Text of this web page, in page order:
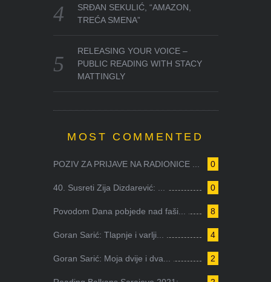
SRĐAN SEKULIĆ, “AMAZON,
TREĆA SMENA”
RELEASING YOUR VOICE –
PUBLIC READING WITH STACY
MATTINGLY
MOST COMMENTED
0
POZIV ZA PRIJAVE NA RADIONICE ...
0
40. Susreti Zija Dizdarević: ...
8
Povodom Dana pobjede nad faši...
4
Goran Sarić: Tlapnje i varlji...
2
Goran Sarić: Moja dvije i dva...